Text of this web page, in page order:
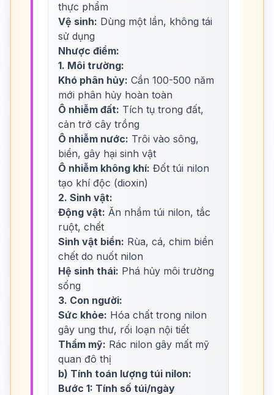
thực phẩm
Vệ sinh: Dùng một lần, không tái
sử dụng
Nhược điểm:
1. Môi trường:
Khó phân hủy: Cần 100-500 năm
mới phân hủy hoàn toàn
Ô nhiễm đất: Tích tụ trong đất,
cản trở cây trồng
Ô nhiễm nước: Trôi vào sông,
biển, gây hại sinh vật
Ô nhiễm không khí: Đốt túi nilon
tạo khí độc (dioxin)
2. Sinh vật:
Động vật: Ăn nhầm túi nilon, tắc
ruột, chết
Sinh vật biển: Rùa, cá, chim biển
chết do nuốt nilon
Hệ sinh thái: Phá hủy môi trường
sống
3. Con người:
Sức khỏe: Hóa chất trong nilon
gây ung thư, rối loạn nội tiết
Thẩm mỹ: Rác nilon gây mất mỹ
quan đô thị
b) Tính toán lượng túi nilon:
Bước 1: Tính số túi/ngày